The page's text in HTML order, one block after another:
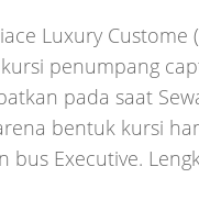
Luxury
penumpang
pada saat
bentuk kursi
bus Executive.